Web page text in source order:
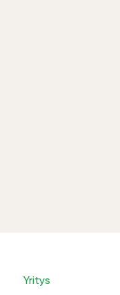
Yritys